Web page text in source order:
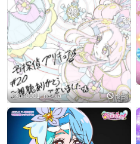
@dn0001_na_ka 報告